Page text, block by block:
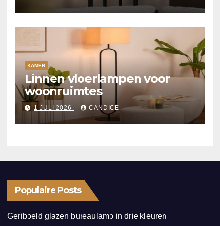
KAMER
Linnen vloerlampen voor
woonruimtes
1 JULI 2026 CANDICE
Populaire Posts
Geribbeld glazen bureaulamp in drie kleuren